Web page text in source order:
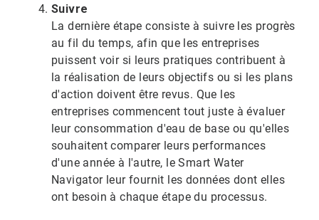
Suivre
La dernière étape consiste à suivre les progrès
au fil du temps, afin que les entreprises
puissent voir si leurs pratiques contribuent à
la réalisation de leurs objectifs ou si les plans
d'action doivent être revus.​​​​​​​ Que les
entreprises commencent tout juste à évaluer
leur consommation d'eau de base ou qu'elles
souhaitent comparer leurs performances
d'une année à l'autre, le Smart Water
Navigator leur fournit les données dont elles
ont besoin à chaque étape du processus.